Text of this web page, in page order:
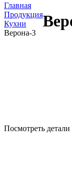
Главная
Продукция
Кухни
Верона-3
Посмотреть детали